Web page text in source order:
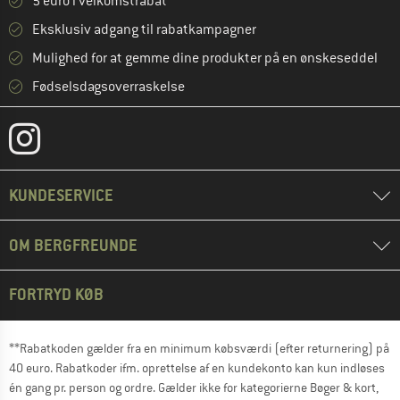
Eksklusiv adgang til rabatkampagner
Mulighed for at gemme dine produkter på en ønskeseddel
Fødselsdagsoverraskelse
KUNDESERVICE
OM BERGFREUNDE
FORTRYD KØB
**Rabatkoden gælder fra en minimum købsværdi (efter returnering) på
40 euro. Rabatkoder ifm. oprettelse af en kundekonto kan kun indløses
én gang pr. person og ordre. Gælder ikke for kategorierne Bøger & kort,